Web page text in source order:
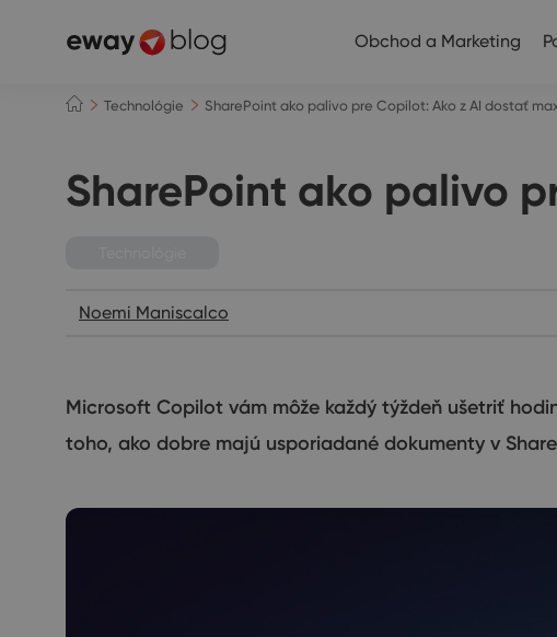
Obchod a Marketing
Technológie SharePoint ako palivo pre Copilot: Ako z AI dostať
SharePoint ako palivo
Noemi Maniscalco
Microsoft Copilot vám môže každý týždeň ušetriť
toho, ako dobre majú usporiadané dokumenty v